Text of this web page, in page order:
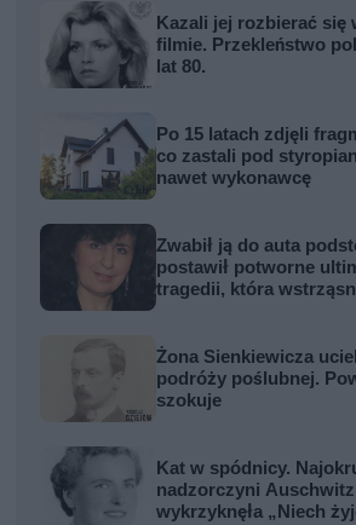
Kazali jej rozbierać się
filmie. Przekleństwo
lat 80.
Po 15 latach zdjęli
co zastali pod
nawet wykonawcę
Zwabił ją do auta
postawił potworne
tragedii, która
Żona Sienkiewicza
podróży poślubnej.
szokuje
Kat w spódnicy.
nadzorczyni
wykrzyknęła „Niech